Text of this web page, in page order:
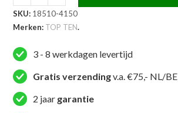
TEN
Thaiboks-
broekje
-
Patchara
IFMA
-
SKU: 18510-4150
Merken: TOP TEN.
3 - 8 werkdagen levertijd
Gratis verzendingv.a. €75,- NL/BE
2 jaar garantie